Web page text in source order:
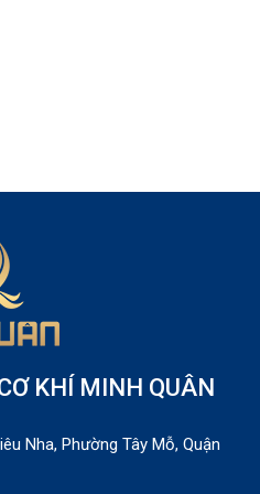
KHÍ MINH QUÂN
Nha, Phường Tây Mỗ, Quận